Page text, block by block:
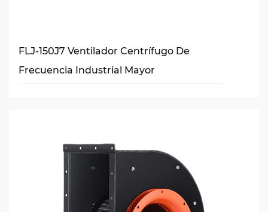
FLJ-150J7 Ventilador Centrífugo De
Frecuencia Industrial Mayor